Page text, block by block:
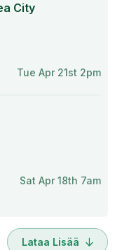
City
Tue Apr 21st 2pm
Sat Apr 18th 7am
Lataa Lisää